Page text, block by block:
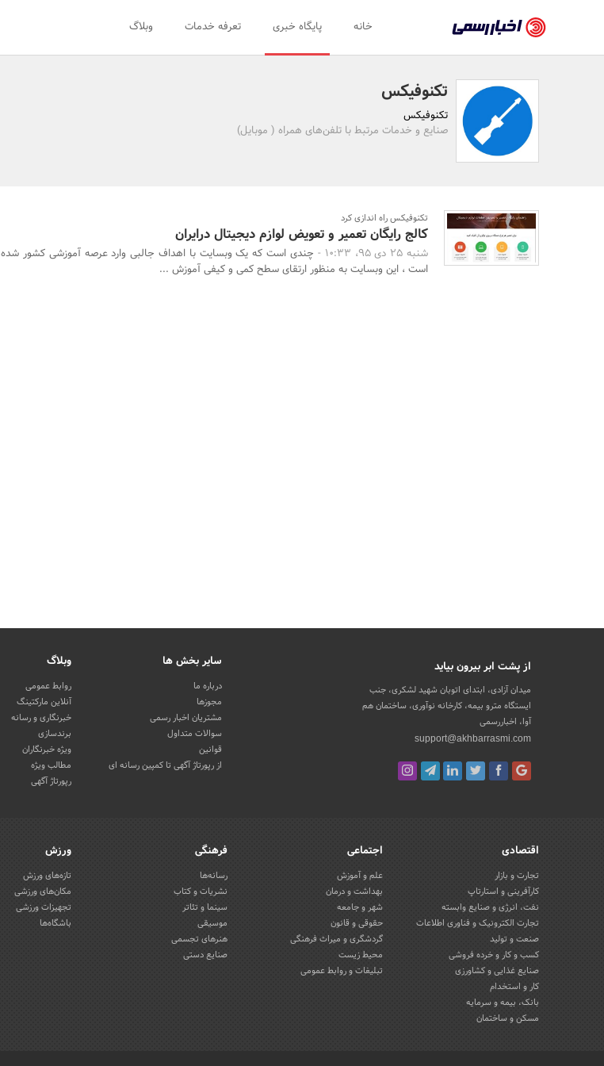
رسمی
-
اخبار
تایید
سازمان‌ها
روابط
خانه پایگاه خبری تعرفه خدمات وبلاگ
تکنوفیکس
تکنوفیکس
صنایع و خدمات مرتبط با تلفن‌های همراه ( موبایل)
تکنوفیکس راه اندازی کرد
کالج رایگان تعمیر و تعویض لوازم دیجیتال درایران
شنبه 25 دی 95، 10:33 -
چندی است که یک وبسایت با اهداف جالبی وارد عرصه آموزشی کشور شده
است ، این وبسایت به منظور ارتقای سطح کمی و کیفی آموزش ...
از پشت ابر بیرون بیاید
میدان آزادی، ابتدای اتوبان شهید لشکری، جنب
ایستگاه مترو بیمه، کارخانه نوآوری، ساختمان هم
آوا، اخباررسمی
support@akhbarrasmi.com
سایر بخش ها
درباره ما
مجوزها
مشتریان اخبار رسمی
سوالات متداول
قوانین
از رپورتاژ آگهی تا کمپین رسانه ای
وبلاگ
روابط عمومی
آنلاین مارکتینگ
خبرنگاری و رسانه
برندسازی
ویژه خبرنگاران
مطالب ویژه
رپورتاژ آگهی
اقتصادی
تجارت و بازار
کارآفرینی و استارتاپ
نفت، انرژی و صنایع وابسته
تجارت الکترونیک و فناوری اطلاعات
صنعت و تولید
کسب و کار و خرده فروشی
صنایع غذایی و کشاورزی
کار و استخدام
بانک، بیمه و سرمایه
مسکن و ساختمان
اجتماعی
علم و آموزش
بهداشت و درمان
شهر و جامعه
حقوقی و قانون
گردشگری و میراث فرهنگی
محیط زیست
تبلیغات و روابط عمومی
فرهنگی
رسانه‌ها
نشریات و کتاب
سینما و تئاتر
موسیقی
هنرهای تجسمی
صنایع دستی
ورزش
تازه‌های ورزش
مکان‌های ورزشی
تجهیزات ورزشی
باشگاه‌ها